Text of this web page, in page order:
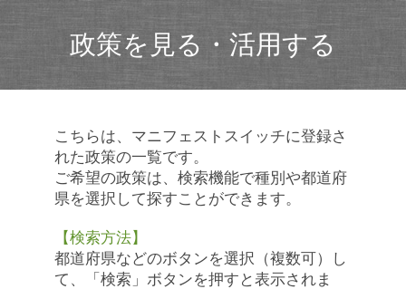
政策を見る・活用する
こちらは、マニフェストスイッチに登録さ
れた政策の一覧です。
ご希望の政策は、検索機能で種別や都道府
県を選択して探すことができます。
【検索方法】
都道府県などのボタンを選択（複数可）し
て、「検索」ボタンを押すと表示されま